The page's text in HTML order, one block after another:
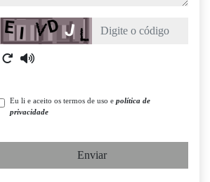
Captcha
Eu li e aceito os termos de uso e política de
privacidade
Enviar